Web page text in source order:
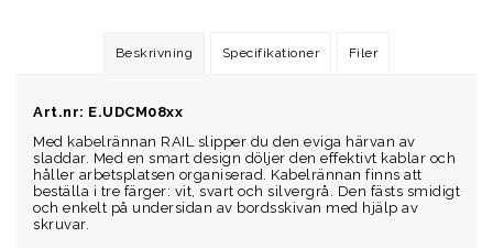
Art.nr: E.UDCM08xx
Med kabelrännan RAIL slipper du den eviga härvan av
sladdar. Med en smart design döljer den effektivt kablar och
håller arbetsplatsen organiserad. Kabelrännan finns att
beställa i tre färger: vit, svart och silvergrå. Den fästs smidigt
och enkelt på undersidan av bordsskivan med hjälp av
skruvar.